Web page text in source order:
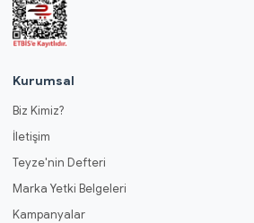
Kurumsal
Biz Kimiz?
İletişim
Teyze'nin Defteri
Marka Yetki Belgeleri
Kampanyalar